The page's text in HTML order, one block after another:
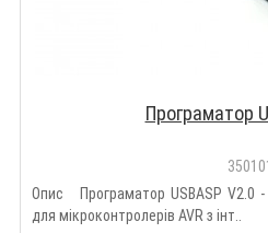
Програматор
Опис Програматор USBASP V2.0 -
для мікроконтролерів AVR з інт..